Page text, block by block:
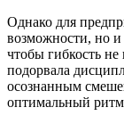
Однако для
возможности, но
чтобы гибкость не
подорвала
осознанным
оптимальный